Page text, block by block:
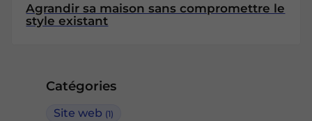
Catégories
Site web (1)
Agrandir sa maison sans compromettre le
style existant